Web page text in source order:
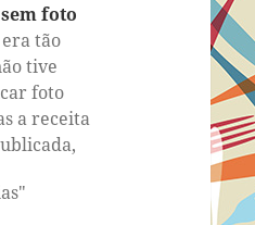
foto
tão
tive
foto
a receita
mais
sopa